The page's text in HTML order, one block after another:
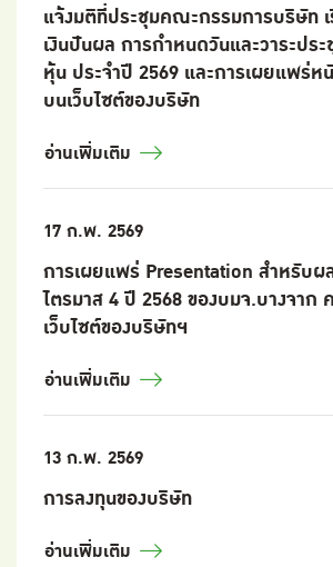
แจ้งมติที่ประชุมคณะกรรมการบริษัท
เงินปันผล การกำหนดวันและวาระป
หุ้น ประจำปี 2569 และการเผยแพร่
บนเว็บไซต์ของบริษัท
อ่านเพิ่มเติม
17 ก.พ. 2569
การเผยแพร่ Presentation สำหรับผ
ไตรมาส 4 ปี 2568 ของบมจ.บางจาก
เว็บไซต์ของบริษัทฯ
อ่านเพิ่มเติม
13 ก.พ. 2569
การลงทุนของบริษัท
อ่านเพิ่มเติม